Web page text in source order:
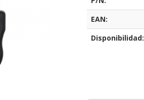
EAN:
Disponibilidad: